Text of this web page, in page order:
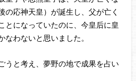
の応神天皇）が誕生し、父が亡く
とになっていたのに、今皇后に皇
わないと思いました。
うと考え、夢野の地で成果を占い